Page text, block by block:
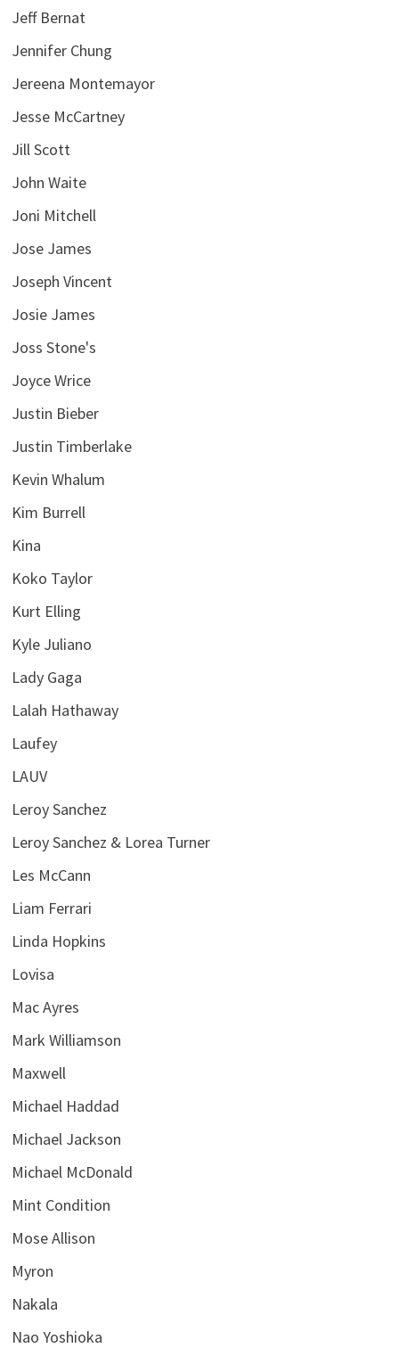
Jeff Bernat
Jennifer Chung
Jereena Montemayor
Jesse McCartney
Jill Scott
John Waite
Joni Mitchell
Jose James
Joseph Vincent
Josie James
Joss Stone's
Joyce Wrice
Justin Bieber
Justin Timberlake
Kevin Whalum
Kim Burrell
Kina
Koko Taylor
Kurt Elling
Kyle Juliano
Lady Gaga
Lalah Hathaway
Laufey
LAUV
Leroy Sanchez
Leroy Sanchez & Lorea Turner
Les McCann
Liam Ferrari
Linda Hopkins
Lovisa
Mac Ayres
Mark Williamson
Maxwell
Michael Haddad
Michael Jackson
Michael McDonald
Mint Condition
Mose Allison
Myron
Nakala
Nao Yoshioka